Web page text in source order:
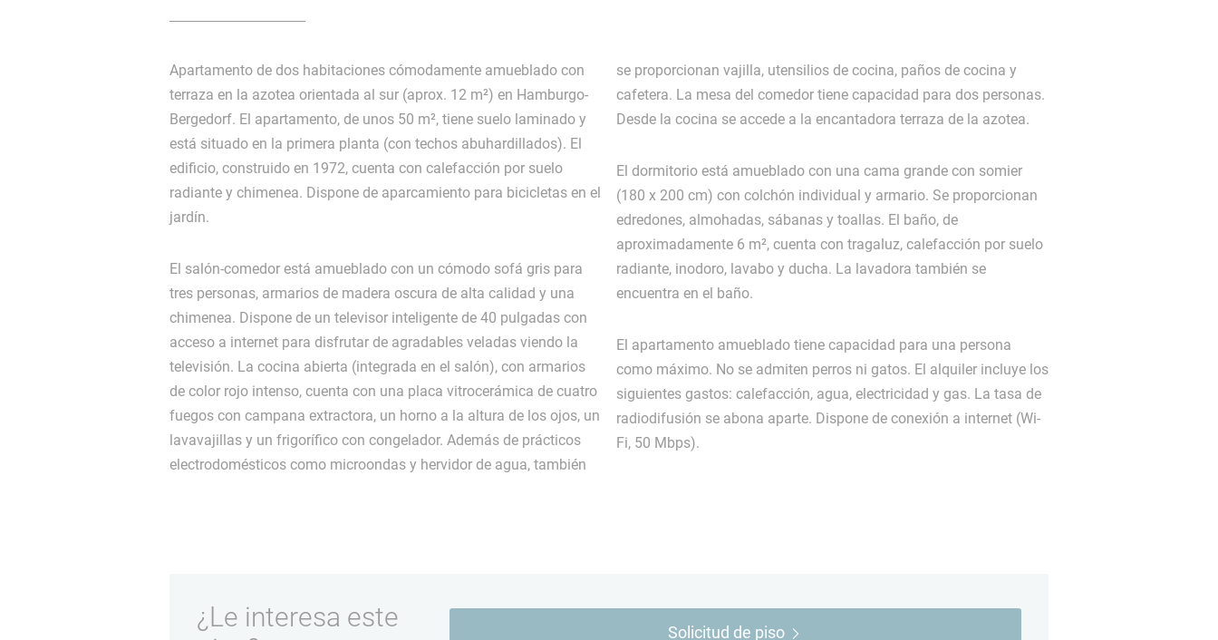
Apartamento de dos habitaciones cómodamente amueblado con
terraza en la azotea orientada al sur (aprox. 12 m²) en Hamburgo-
Bergedorf. El apartamento, de unos 50 m², tiene suelo laminado y
está situado en la primera planta (con techos abuhardillados). El
edificio, construido en 1972, cuenta con calefacción por suelo
radiante y chimenea. Dispone de aparcamiento para bicicletas en el
jardín.
El salón-comedor está amueblado con un cómodo sofá gris para
tres personas, armarios de madera oscura de alta calidad y una
chimenea. Dispone de un televisor inteligente de 40 pulgadas con
acceso a internet para disfrutar de agradables veladas viendo la
televisión. La cocina abierta (integrada en el salón), con armarios
de color rojo intenso, cuenta con una placa vitrocerámica de cuatro
fuegos con campana extractora, un horno a la altura de los ojos, un
lavavajillas y un frigorífico con congelador. Además de prácticos
electrodomésticos como microondas y hervidor de agua, también
se proporcionan vajilla, utensilios de cocina, paños de cocina y
cafetera. La mesa del comedor tiene capacidad para dos personas.
Desde la cocina se accede a la encantadora terraza de la azotea.
El dormitorio está amueblado con una cama grande con somier
(180 x 200 cm) con colchón individual y armario. Se proporcionan
edredones, almohadas, sábanas y toallas. El baño, de
aproximadamente 6 m², cuenta con tragaluz, calefacción por suelo
radiante, inodoro, lavabo y ducha. La lavadora también se
encuentra en el baño.
El apartamento amueblado tiene capacidad para una persona
como máximo. No se admiten perros ni gatos. El alquiler incluye los
siguientes gastos: calefacción, agua, electricidad y gas. La tasa de
radiodifusión se abona aparte. Dispone de conexión a internet (Wi-
Fi, 50 Mbps).
¿Le interesa este
Solicitud de piso